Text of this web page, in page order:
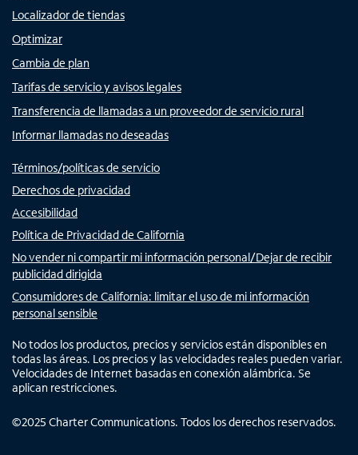
Localizador de tiendas
Optimizar
Cambia de plan
Tarifas de servicio y avisos legales
Transferencia de llamadas a un proveedor de servicio rural
Informar llamadas no deseadas
Términos/políticas de servicio
Derechos de privacidad
Accesibilidad
Política de Privacidad de California
No vender ni compartir mi información personal/Dejar de recibir
publicidad dirigida
Consumidores de California: limitar el uso de mi información
personal sensible
No todos los productos, precios y servicios están disponibles en
todas las áreas. Los precios y las velocidades reales pueden variar.
Velocidades de Internet basadas en conexión alámbrica. Se
aplican restricciones.
©2025 Charter Communications. Todos los derechos reservados.